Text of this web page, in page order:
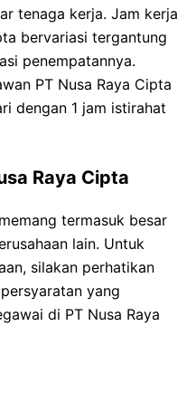
tenaga kerja. Jam kerja
bervariasi tergantung
penempatannya.
PT Nusa Raya Cipta
dengan 1 jam istirahat
Raya Cipta
termasuk besar
lain. Untuk
silakan perhatikan
yang
di PT Nusa Raya